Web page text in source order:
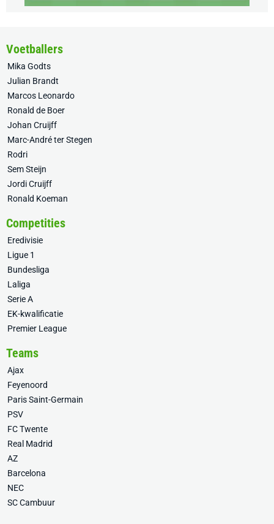
Voetballers
Mika Godts
Julian Brandt
Marcos Leonardo
Ronald de Boer
Johan Cruijff
Marc-André ter Stegen
Rodri
Sem Steijn
Jordi Cruijff
Ronald Koeman
Competities
Eredivisie
Ligue 1
Bundesliga
Laliga
Serie A
EK-kwalificatie
Premier League
Teams
Ajax
Feyenoord
Paris Saint-Germain
PSV
FC Twente
Real Madrid
AZ
Barcelona
NEC
SC Cambuur